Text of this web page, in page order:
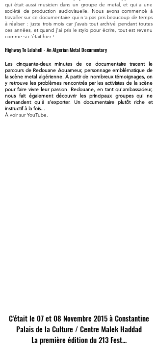
qui était aussi musicien dans un groupe de metal, et qui a une
société de production audiovisuelle. Nous avons commencé à
travailler sur ce documentaire qui n'a pas pris beaucoup de temps
à réaliser : juste trois mois car j'avais tout archivé pendant toutes
ces années, et quand j'ai pris le stylo pour écrire, tout est revenu
comme si c'était hier !
Highway To Lelahell - An Algerian Metal Documentary
Les cinquante-deux minutes de ce documentaire tracent le
parcours de Redouane Aouameur, personnage emblématique de
la scène metal algérienne. À partir de nombreux témoignages, on
y retrouve les problèmes rencontrés par les activistes de la scène
pour faire vivre leur passion. Redouane, en tant qu'ambassadeur,
nous fait également découvrir les principaux groupes qui ne
demandent qu'à s'exporter. Un documentaire plutôt riche et
instructif à la fois...
À voir sur YouTube.
C'était le 07 et 08 Novembre 2015 à Constantine
Palais de la Culture / Centre Malek Haddad
La première édition du 213 Fest...